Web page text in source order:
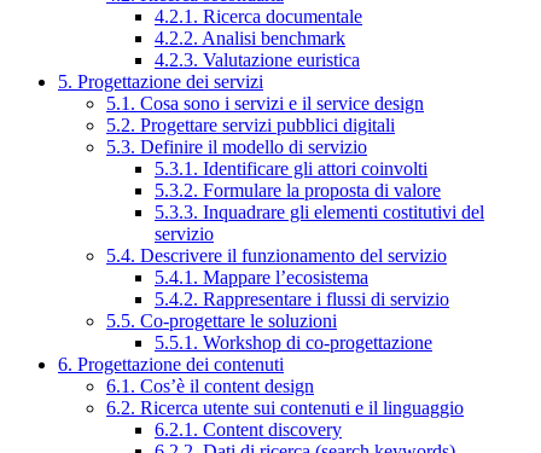
4.2.1. Ricerca documentale
4.2.2. Analisi benchmark
4.2.3. Valutazione euristica
5. Progettazione dei servizi
5.1. Cosa sono i servizi e il service design
5.2. Progettare servizi pubblici digitali
5.3. Definire il modello di servizio
5.3.1. Identificare gli attori coinvolti
5.3.2. Formulare la proposta di valore
5.3.3. Inquadrare gli elementi costitutivi del
servizio
5.4. Descrivere il funzionamento del servizio
5.4.1. Mappare l’ecosistema
5.4.2. Rappresentare i flussi di servizio
5.5. Co-progettare le soluzioni
5.5.1. Workshop di co-progettazione
6. Progettazione dei contenuti
6.1. Cos’è il content design
6.2. Ricerca utente sui contenuti e il linguaggio
6.2.1. Content discovery